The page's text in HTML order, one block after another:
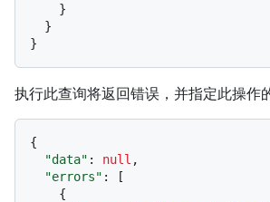
}
}
}
执行此查询将返回错误，并指定此操作
{
"data" : null ,
"errors" :
[
{